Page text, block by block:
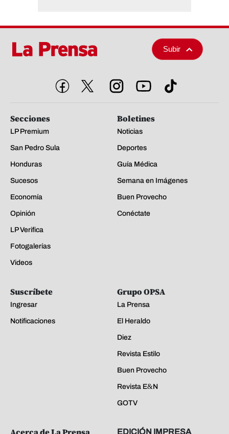
Subir
Secciones
LP Premium
San Pedro Sula
Honduras
Sucesos
Economía
Opinión
LP Verifica
Fotogalerías
Videos
Boletines
Noticias
Deportes
Guía Médica
Semana en Imágenes
Buen Provecho
Conéctate
Suscríbete
Ingresar
Notificaciones
Grupo OPSA
La Prensa
El Heraldo
Diez
Revista Estilo
Buen Provecho
Revista E&N
GOTV
EDICIÓN IMPRESA